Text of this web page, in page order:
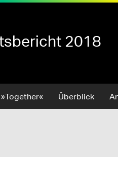
2018
»Together« Überblick